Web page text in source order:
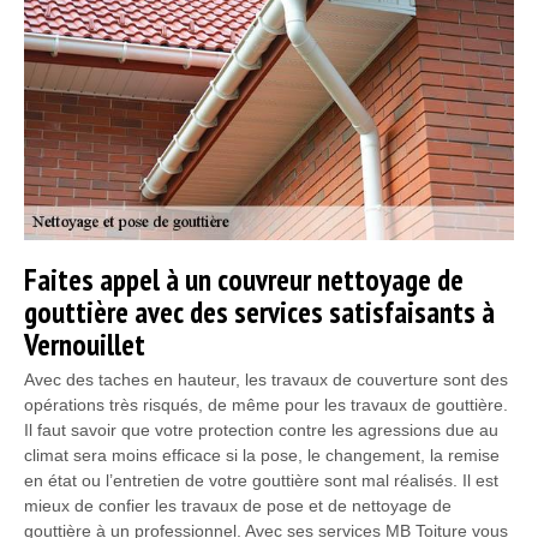
Faites appel à un couvreur nettoyage de
gouttière avec des services satisfaisants à
Vernouillet
Avec des taches en hauteur, les travaux de couverture sont des
opérations très risqués, de même pour les travaux de gouttière.
Il faut savoir que votre protection contre les agressions due au
climat sera moins efficace si la pose, le changement, la remise
en état ou l’entretien de votre gouttière sont mal réalisés. Il est
mieux de confier les travaux de pose et de nettoyage de
gouttière à un professionnel. Avec ses services MB Toiture vous